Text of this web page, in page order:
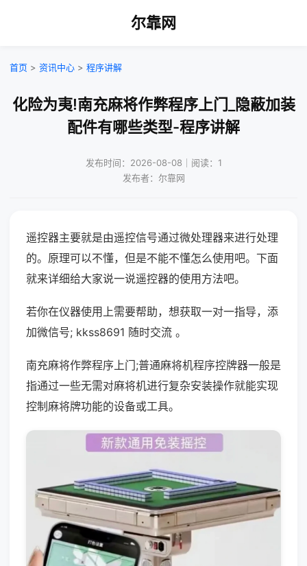
尔靠网
首页 > 资讯中心 > 程序讲解
化险为夷!南充麻将作弊程序上门_隐蔽加装
配件有哪些类型-程序讲解
发布时间：2026-08-08｜阅读：1
发布者：尔靠网
遥控器主要就是由遥控信号通过微处理器来进行处理
的。原理可以不懂，但是不能不懂怎么使用吧。下面
就来详细给大家说一说遥控器的使用方法吧。
若你在仪器使用上需要帮助，想获取一对一指导，添
加微信号; kkss8691 随时交流 。
南充麻将作弊程序上门;普通麻将机程序控牌器一般是
指通过一些无需对麻将机进行复杂安装操作就能实现
控制麻将牌功能的设备或工具。